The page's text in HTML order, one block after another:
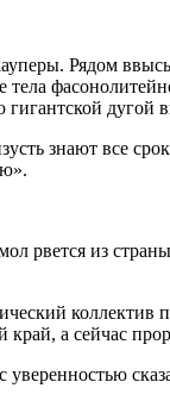
Рядом
дугой
знают все
рвется из
коллектив
а сейчас